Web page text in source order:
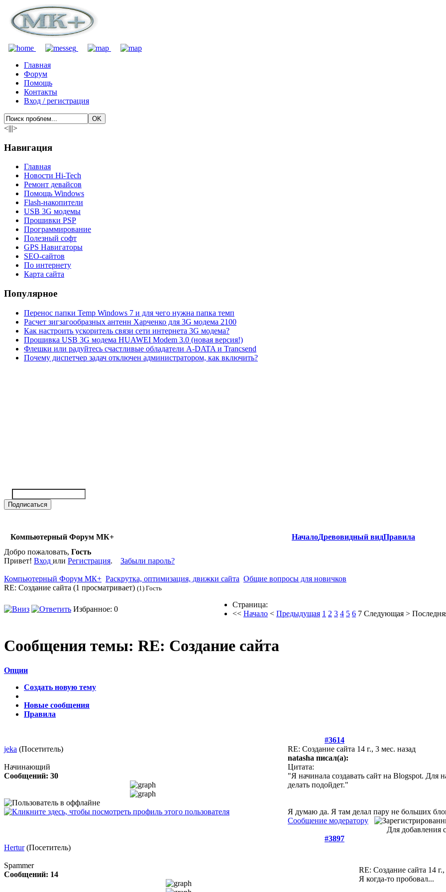
Главная
Форум
Помощь
Контакты
Вход / регистрация
<|||>
Навигация
Главная
Новости Hi-Tech
Ремонт девайсов
Помощь Windows
Flash-накопители
USB 3G модемы
Прошивки PSP
Программирование
Полезный софт
GPS Навигаторы
SEO-сайтов
По интернету
Карта сайта
Популярное
Перенос папки Temp Windows 7 и для чего нужна папка темп
Расчет зигзагообразных антенн Харченко для 3G модема 2100
Как настроить ускоритель связи сети интернета 3G модема?
Прошивка USB 3G модема HUAWEI Modem 3.0 (новая версия!)
Флешки или радуйтесь счастливые обладатели A-DATA и Trancsend
Почему диспетчер задач отключен администратором, как включить?
Компьютерный Форум МК+ НачалоДревовидный видПравила
Добро пожаловать, Гость
Привет! Вход или Регистрация. Забыли пароль?
Компьютерный Форум МК+ Раскрутка, оптимизация, движки сайта Общие вопросы для новичков
RE: Создание сайта (1 просматривает) (1) Гость
Избранное: 0
Страница:
<< Начало < Предыдущая 1 2 3 4 5 6 7 Следующая >
Сообщения темы: RE: Создание сайта
Опции
Создать новую тему
Новые сообщения
Правила
#3614
jeka (Посетитель)
Начинающий
Сообщений: 30
RE: Создание сайта 14 г., 3 мес. назад
natasha писал(а):
Цитата:
"Я начинала создавать сайт на Blogspot.
делать подойдет."
Я думаю да. Я там делал пару не больших
Сообщение модератору
Для добавления
#3897
Hertur (Посетитель)
Spammer
Сообщений: 14
RE: Создание сайта 14
Я когда-то пробовал...